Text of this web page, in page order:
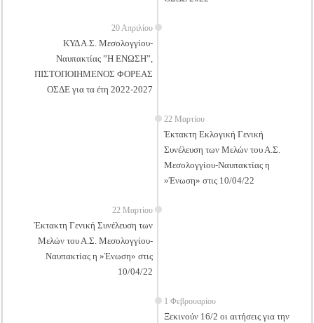
20 Απριλίου
ΚΥΔ Α.Σ. Μεσολογγίου-
Ναυπακτίας ”Η ΕΝΩΣΗ”,
ΠΙΣΤΟΠΟΙΗΜΕΝΟΣ ΦΟΡΕΑΣ
ΟΣΔΕ για τα έτη 2022-2027
22 Μαρτίου
Έκτακτη Εκλογική Γενική
Συνέλευση των Μελών του Α.Σ.
Μεσολογγίου-Ναυπακτίας η
»Ένωση» στις 10/04/22
22 Μαρτίου
Έκτακτη Γενική Συνέλευση των
Μελών του Α.Σ. Μεσολογγίου-
Ναυπακτίας η »Ένωση» στις
10/04/22
1 Φεβρουαρίου
Ξεκινούν 16/2 οι αιτήσεις για την